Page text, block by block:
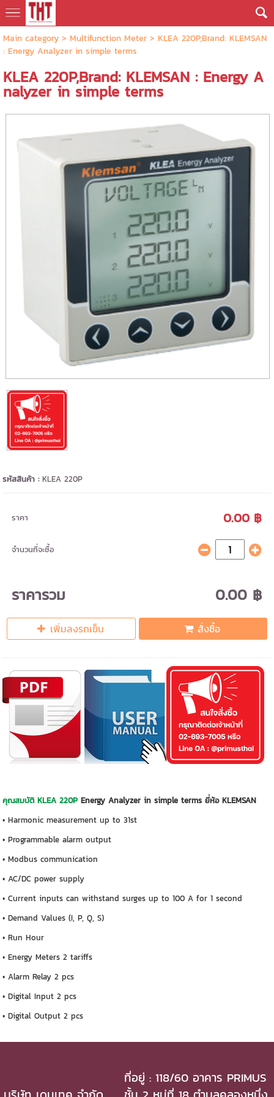
Main category> Multifunction Meter> KLEA 220P,Brand: KLEMSAN
: Energy Analyzer in simple terms
KLEA 220P,Brand: KLEMSAN : Energy A
nalyzer in simple terms
รหัสสินค้า :KLEA 220P
ราคา 0.00 ฿
จำนวนที่จะซื้อ
ราคารวม 0.00 ฿
เพิ่มลงรถเข็น สั่งซื้อ
คุณสมบัติ KLEA 220PEnergy Analyzer in simple terms ยี่ห้อ KLEMSAN
• Harmonic measurement up to 31st
• Programmable alarm output
• Modbus communication
• AC/DC power supply
• Current inputs can withstand surges up to 100 A for 1 second
• Demand Values (I, P, Q, S)
• Run Hour
• Energy Meters 2 tariffs
• Alarm Relay 2 pcs
• Digital Input 2 pcs
• Digital Output 2 pcs
ที่อยู่ : 118/60 อาคาร PRIMUS